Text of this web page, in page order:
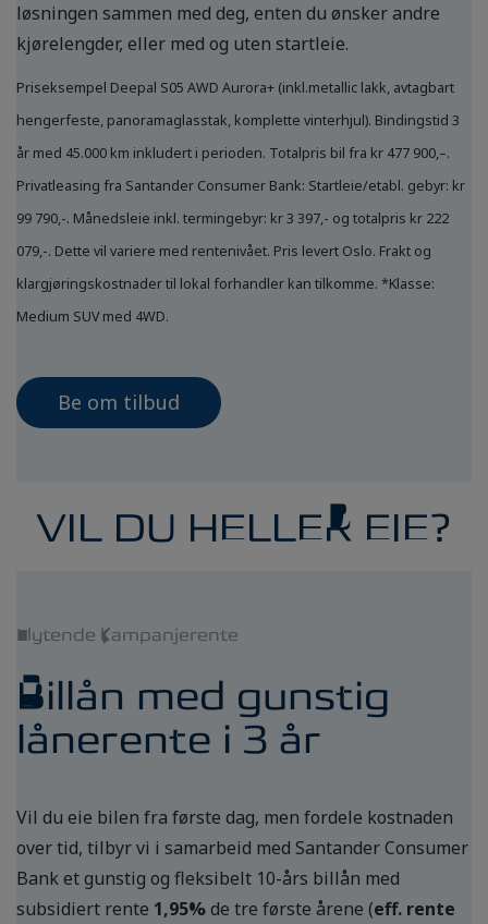
løsningen sammen med deg, enten du ønsker andre
kjørelengder, eller med og uten startleie.
Priseksempel Deepal S05 AWD Aurora+ (inkl.metallic lakk, avtagbart
hengerfeste, panoramaglasstak, komplette vinterhjul). Bindingstid 3
år med 45.000 km inkludert i perioden. Totalpris bil fra kr 477 900,–.
Privatleasing fra Santander Consumer Bank: Startleie/etabl. gebyr: kr
99 790,-. Månedsleie inkl. termingebyr: kr 3 397,- og totalpris kr 222
079,-. Dette vil variere med rentenivået. Pris levert Oslo. Frakt og
klargjøringskostnader til lokal forhandler kan tilkomme. *Klasse:
Medium SUV med 4WD.
Be om tilbud
VIL DU HELLER EIE?
Flytende kampanjerente
Billån med gunstig
lånerente i 3 år
Vil du eie bilen fra første dag, men fordele kostnaden
over tid, tilbyr vi i samarbeid med Santander Consumer
Bank et gunstig og fleksibelt 10-års billån med
subsidiert rente 1,95%de tre første årene (eff. rente